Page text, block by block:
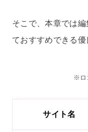
そこで、本章では
ておすすめできる優
※ロ
サイト名